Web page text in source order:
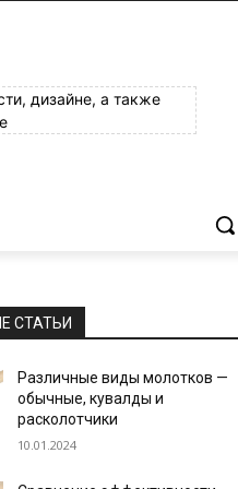
дизайне, а также
СТАТЬИ
Различные виды молотков —
обычные, кувалды и
расколотчики
10.01.2024